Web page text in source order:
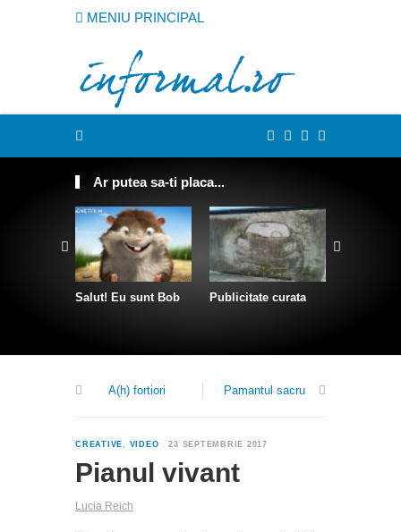
MENIU PRINCIPAL
Ar putea sa-ti placa...
Salut! Eu sunt Bob Publicitate curata
A(h) fortiori Pamantul sacru
CREATIVE, VIDEO 23 SEPTEMBRIE 2017
Pianul vivant
Lucia Reich